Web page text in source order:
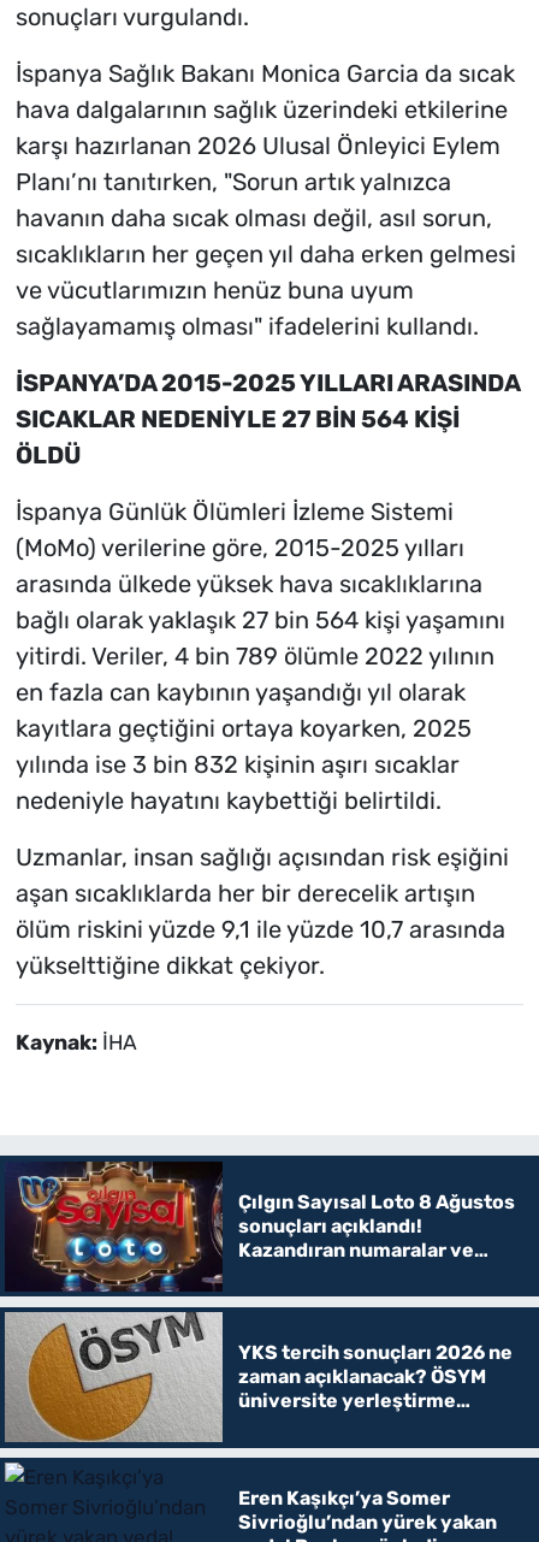
sonuçları vurgulandı.
İspanya Sağlık Bakanı Monica Garcia da sıcak
hava dalgalarının sağlık üzerindeki etkilerine
karşı hazırlanan 2026 Ulusal Önleyici Eylem
Planı’nı tanıtırken, "Sorun artık yalnızca
havanın daha sıcak olması değil, asıl sorun,
sıcaklıkların her geçen yıl daha erken gelmesi
ve vücutlarımızın henüz buna uyum
sağlayamamış olması" ifadelerini kullandı.
İSPANYA’DA 2015-2025 YILLARI ARASINDA
SICAKLAR NEDENİYLE 27 BİN 564 KİŞİ
ÖLDÜ
İspanya Günlük Ölümleri İzleme Sistemi
(MoMo) verilerine göre, 2015-2025 yılları
arasında ülkede yüksek hava sıcaklıklarına
bağlı olarak yaklaşık 27 bin 564 kişi yaşamını
yitirdi. Veriler, 4 bin 789 ölümle 2022 yılının
en fazla can kaybının yaşandığı yıl olarak
kayıtlara geçtiğini ortaya koyarken, 2025
yılında ise 3 bin 832 kişinin aşırı sıcaklar
nedeniyle hayatını kaybettiği belirtildi.
Uzmanlar, insan sağlığı açısından risk eşiğini
aşan sıcaklıklarda her bir derecelik artışın
ölüm riskini yüzde 9,1 ile yüzde 10,7 arasında
yükselttiğine dikkat çekiyor.
Kaynak: İHA
Çılgın Sayısal Loto 8 Ağustos
sonuçları açıklandı!
Kazandıran numaralar ve
YKS tercih sonuçları 2026 ne
zaman açıklanacak? ÖSYM
üniversite yerleştirme
Eren Kaşıkçı’ya Somer
Sivrioğlu’ndan yürek yakan